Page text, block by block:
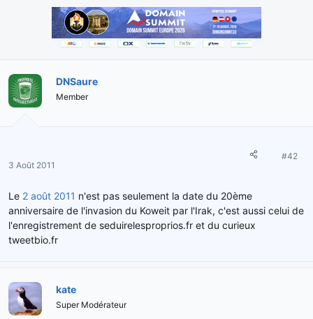
o
n
DNSaure
Member
3 Août 2011
#42
Le 2 août 2011 n'est pas seulement la date du 20ème
anniversaire de l'invasion du Koweit par l'Irak, c'est aussi celui de
l'enregistrement de seduirelesproprios.fr et du curieux
tweetbio.fr
kate
Super Modérateur